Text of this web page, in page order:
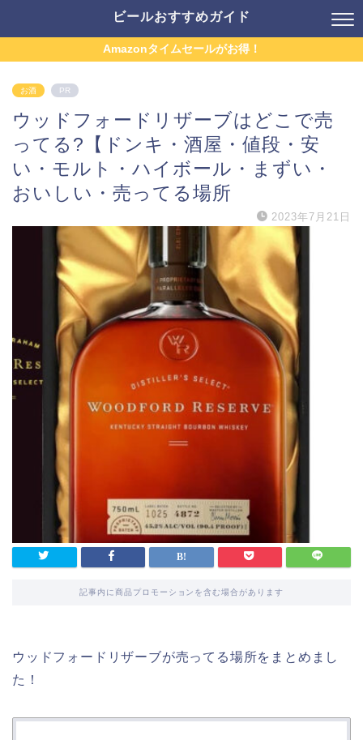
ビールおすすめガイド
Amazonタイムセールがお得！
お酒 PR
ウッドフォードリザーブはどこで売
ってる?【ドンキ・酒屋・値段・安
い・モルト・ハイボール・まずい・
おいしい・売ってる場所
2023年7月21日
記事内に商品プロモーションを含む場合があります
ウッドフォードリザーブが売ってる場所をまとめまし
た！